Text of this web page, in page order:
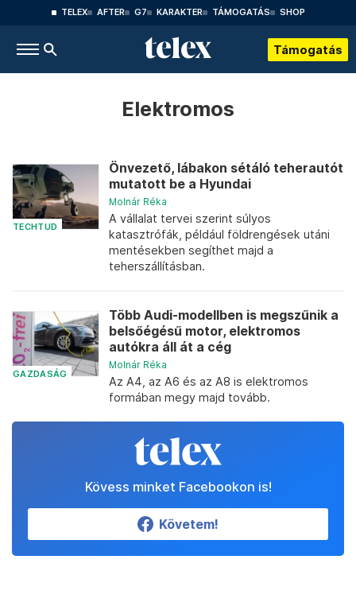
TELEX AFTER G7 KARAKTER TÁMOGATÁS SHOP
Támogatás
Elektromos
TECHTUD
Önvezető, lábakon sétáló teherautót
mutatott be a Hyundai
Molnár Réka
A vállalat tervei szerint súlyos
katasztrófák, például földrengések utáni
mentésekben segíthet majd a
teherszállításban.
GAZDASÁG
Több Audi-modellben is megszűnik a
belsőégésű motor, elektromos
autókra áll át a cég
Molnár Réka
Az A4, az A6 és az A8 is elektromos
formában megy majd tovább.
Kövess minket Facebookon is!
Követem!